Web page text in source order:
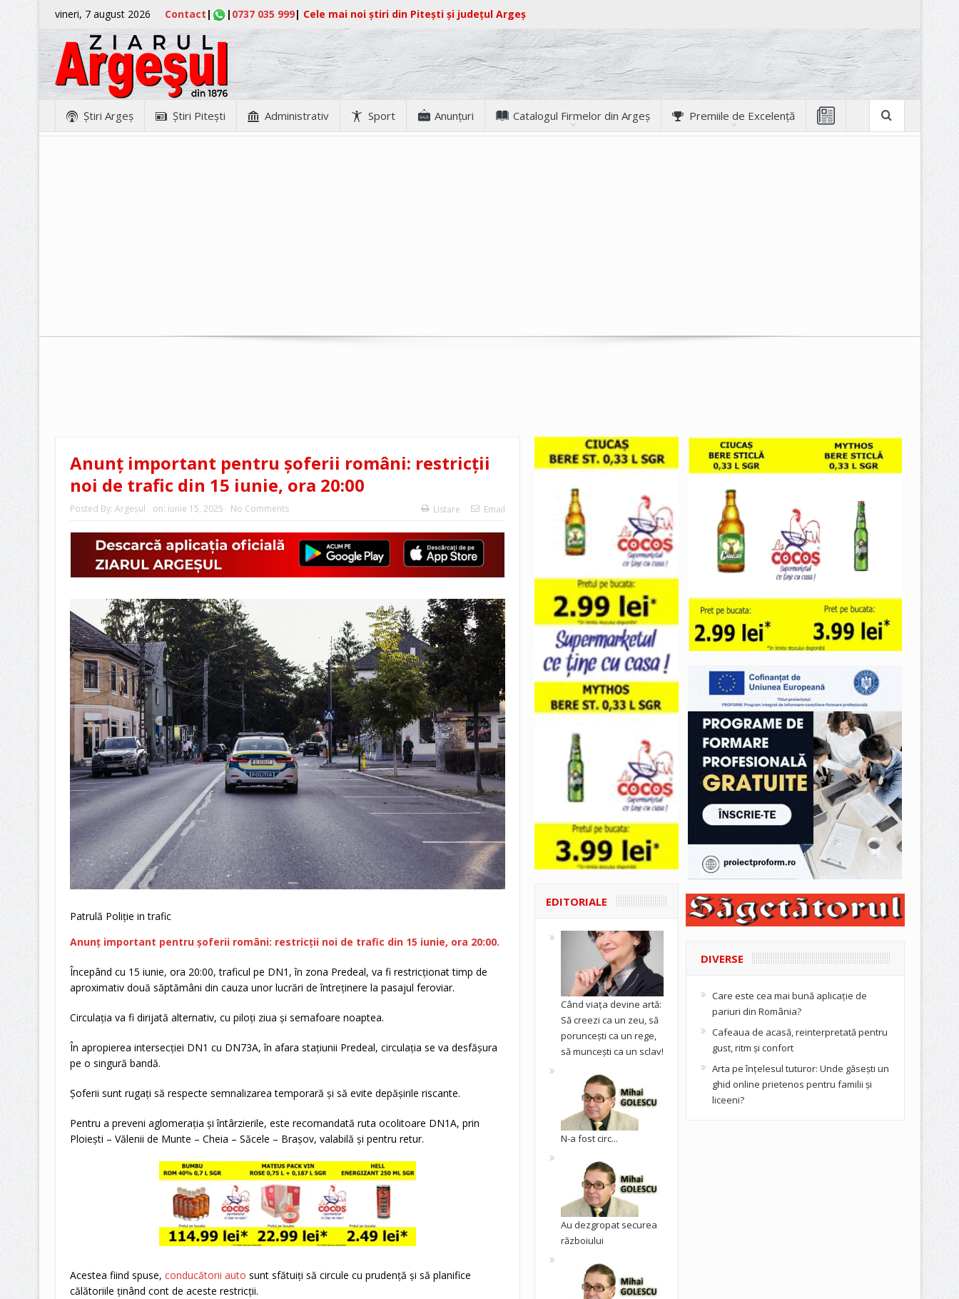
vineri, 7 august 2026 Contact | | 0737 035 999| Cele mai noi știri din Pitești și județul Argeș
Ştiri Argeş Ştiri Piteşti Administrativ Sport Anunţuri Catalogul Firmelor din Argeș Premiile de Excelență
Anunț important pentru șoferii români: restricții
noi de trafic din 15 iunie, ora 20:00
Posted By: Argeşul on: iunie 15, 2025 No Comments Listare Email
Patrulă Poliție in trafic
Anunț important pentru șoferii români: restricții noi de trafic din 15 iunie, ora 20:00.
Începând cu 15 iunie, ora 20:00, traficul pe DN1, în zona Predeal, va fi restricționat timp de
aproximativ două săptămâni din cauza unor lucrări de întreținere la pasajul feroviar.
Circulația va fi dirijată alternativ, cu piloți ziua și semafoare noaptea.
În apropierea intersecției DN1 cu DN73A, în afara stațiunii Predeal, circulația se va desfășura
pe o singură bandă.
Șoferii sunt rugați să respecte semnalizarea temporară și să evite depășirile riscante.
Pentru a preveni aglomerația și întârzierile, este recomandată ruta ocolitoare DN1A, prin
Ploiești – Vălenii de Munte – Cheia – Săcele – Brașov, valabilă și pentru retur.
Acestea fiind spuse, conducătorii auto sunt sfătuiți să circule cu prudență și să planifice
călătoriile ținând cont de aceste restricții.
EDITORIALE
Când viața devine artă:
Să creezi ca un zeu, să
poruncești ca un rege,
să muncești ca un sclav!
N-a fost circ...
Au dezgropat securea
războiului
DIVERSE
Care este cea mai bună aplicație de
pariuri din România?
Cafeaua de acasă, reinterpretată pentru
gust, ritm și confort
Arta pe înțelesul tuturor: Unde găsești un
ghid online prietenos pentru familii și
liceeni?